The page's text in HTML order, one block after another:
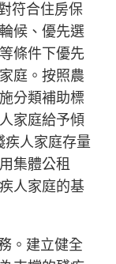
符合住房保
候、優先選
條件下優先
庭。按照農
分類補助標
家庭給予傾
人家庭存量
集體公租
人家庭的基
。建立健全